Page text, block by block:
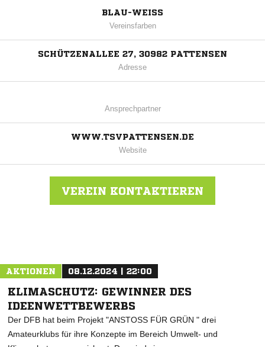
BLAU-WEISS
Vereinsfarben
SCHÜTZENALLEE 27, 30982 PATTENSEN
Adresse
Ansprechpartner
WWW.TSVPATTENSEN.DE
Website
VEREIN KONTAKTIEREN
AKTIONEN 08.12.2024 | 22:00
KLIMASCHUTZ: GEWINNER DES
IDEENWETTBEWERBS
Der DFB hat beim Projekt "ANSTOSS FÜR GRÜN " drei
Amateurklubs für ihre Konzepte im Bereich Umwelt- und